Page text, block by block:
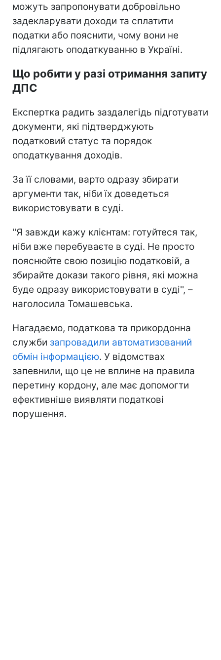
можуть запропонувати добровільно
задекларувати доходи та сплатити
податки або пояснити, чому вони не
підлягають оподаткуванню в Україні.
Що робити у разі отримання запиту
ДПС
Експертка радить заздалегідь підготувати
документи, які підтверджують
податковий статус та порядок
оподаткування доходів.
За її словами, варто одразу збирати
аргументи так, ніби їх доведеться
використовувати в суді.
''Я завжди кажу клієнтам: готуйтеся так,
ніби вже перебуваєте в суді. Не просто
пояснюйте свою позицію податковій, а
збирайте докази такого рівня, які можна
буде одразу використовувати в суді'', –
наголосила Томашевська.
Нагадаємо, податкова та прикордонна
служби запровадили автоматизований
обмін інформацією. У відомствах
запевнили, що це не вплине на правила
перетину кордону, але має допомогти
ефективніше виявляти податкові
порушення.